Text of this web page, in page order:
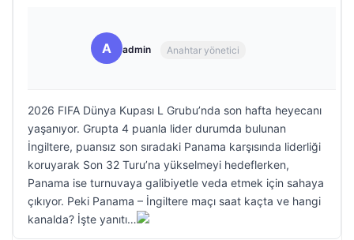
A admin Anahtar yönetici
2026 FIFA Dünya Kupası L Grubu’nda son hafta heyecanı
yaşanıyor. Grupta 4 puanla lider durumda bulunan
İngiltere, puansız son sıradaki Panama karşısında liderliği
koruyarak Son 32 Turu’na yükselmeyi hedeflerken,
Panama ise turnuvaya galibiyetle veda etmek için sahaya
çıkıyor. Peki Panama – İngiltere maçı saat kaçta ve hangi
kanalda? İşte yanıtı…